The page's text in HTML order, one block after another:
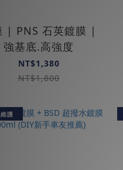
| PNS 石英鍍膜 |
強基底.高強度
NT$1,380
NT$1,800
護